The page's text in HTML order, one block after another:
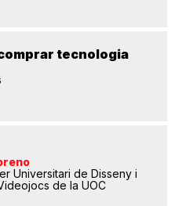
tecnologia
Universitari de Disseny i
de la UOC